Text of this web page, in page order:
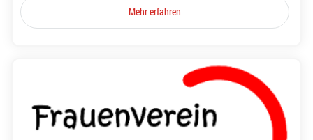
Mehr erfahren